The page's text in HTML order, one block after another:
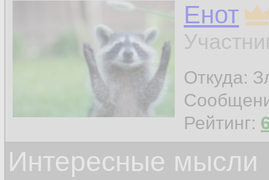
Енот
Откуда:
Рейтинг:
Интересные мысли